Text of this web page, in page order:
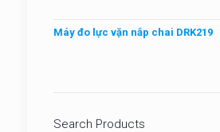
Máy đo lực vặn nắp chai DRK219
Search Products